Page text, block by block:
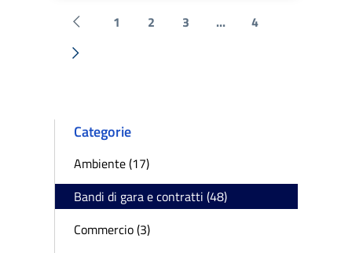
Pagina precedente
1 2 3 ... 4
Successiva »
Categorie
Ambiente (17)
Bandi di gara e contratti (48)
Commercio (3)